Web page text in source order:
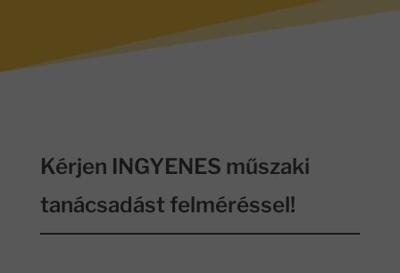
Kérjen INGYENES műszaki
tanácsadást felméréssel!